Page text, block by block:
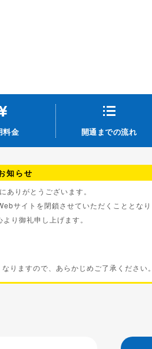
料金 開通までの流れ
知らせ
りがとうございます。
サイトを閉鎖させていただくこととなり
り御礼申し上げます。
りますので、あらかじめご了承ください。